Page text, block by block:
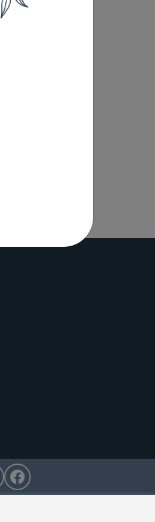
de boeuf, 6
0,05 % feuilles